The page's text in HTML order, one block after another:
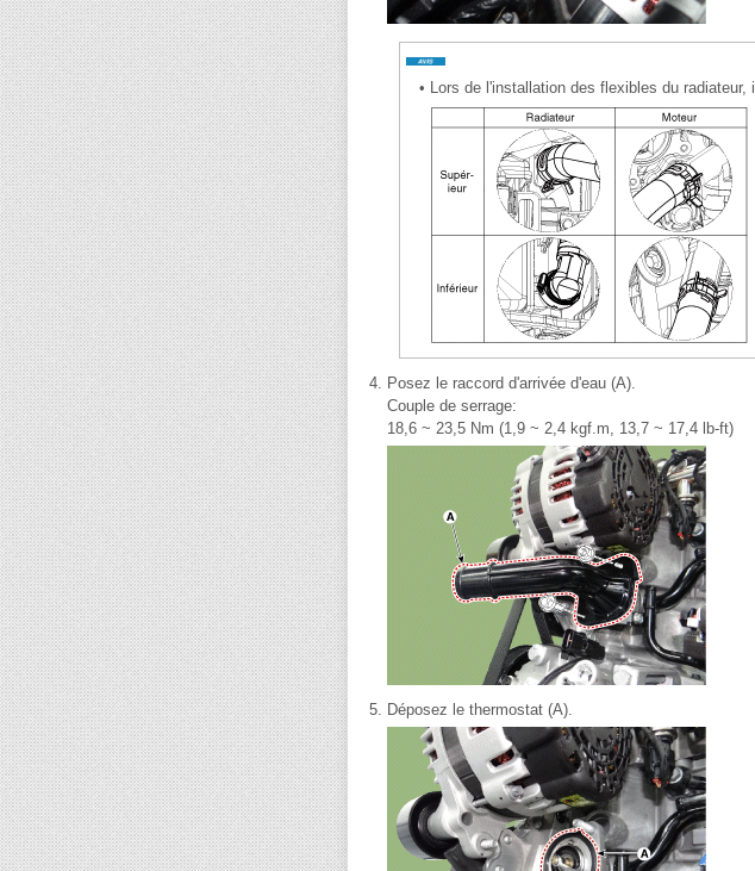
• Lors de l'installation des flexibles du
4. Posez le raccord d'arrivée d'eau (A).
Couple de serrage:
18,6 ~ 23,5 Nm (1,9 ~ 2,4 kgf.m, 13,7 ~ 17,4 lb-ft)
5. Déposez le thermostat (A).